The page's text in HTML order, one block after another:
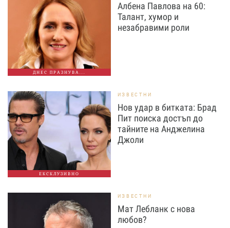
ДНЕС ПРАЗНУВА...
Албена Павлова на 60:
Талант, хумор и
незабравими роли
ЕКСКЛУЗИВНО
ИЗВЕСТНИ
Нов удар в битката: Брад
Пит поиска достъп до
тайните на Анджелина
Джоли
ИЗВЕСТНИ
Мат Лебланк с нова
любов?